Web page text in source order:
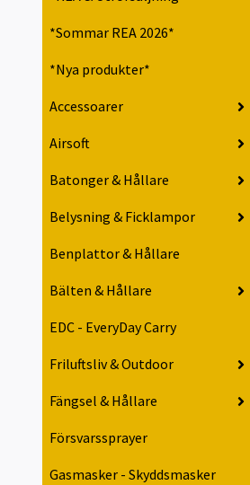
*Sommar REA 2026*
*Nya produkter*
Accessoarer
Airsoft
Batonger & Hållare
Belysning & Ficklampor
Benplattor & Hållare
Bälten & Hållare
EDC - EveryDay Carry
Friluftsliv & Outdoor
Fängsel & Hållare
Försvarssprayer
Gasmasker - Skyddsmasker